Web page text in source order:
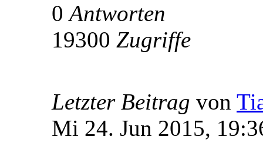
0Antworten
19300 Zugriffe
Letzter Beitrag von
Mi 24. Jun 2015,